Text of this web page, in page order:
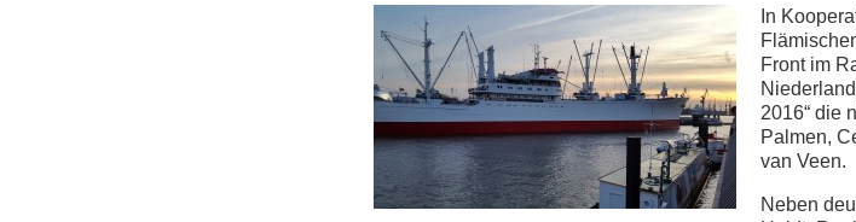
In
Front im
2016“ die
Palmen,
van Veen.
Neben